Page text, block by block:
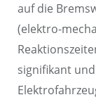
auf die
(elektro-
signifikant